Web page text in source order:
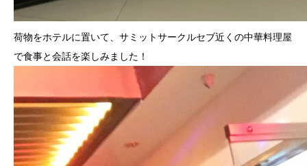
荷物をホテルに置いて、サミットサークルセブ近くの中華料理屋
で食事と会話を楽しみました！